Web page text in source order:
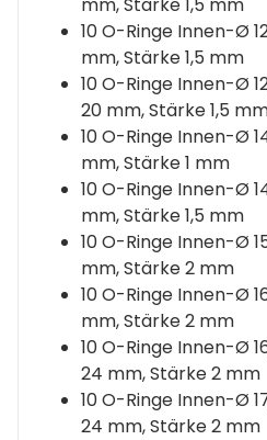
10 O-Ringe Innen-Ø
mm, Stärke 1,5 mm
10 O-Ringe Innen-Ø
20 mm, Stärke 1,5
10 O-Ringe Innen-Ø
mm, Stärke 1 mm
10 O-Ringe Innen-Ø
mm, Stärke 1,5 mm
10 O-Ringe Innen-Ø
mm, Stärke 2 mm
10 O-Ringe Innen-Ø
mm, Stärke 2 mm
10 O-Ringe Innen-Ø
24 mm, Stärke 2 mm
10 O-Ringe Innen-Ø
24 mm, Stärke 2 mm